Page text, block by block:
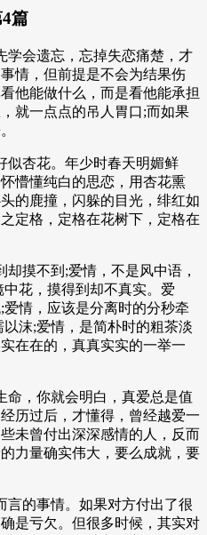
篇
学会遗忘，忘掉失恋痛楚，才
情，但前提是不会为结果伤
他能做什么，而是看他能承担
就一点点的吊人胃口;而如果
似杏花。年少时春天明媚鲜
懵懂纯白的思恋，用杏花熏
的鹿撞，闪躲的目光，绯红如
定格，定格在花树下，定格在
摸不到;爱情，不是风中语，
花，摸得到却不真实。爱
情，应该是分离时的分秒牵
沫;爱情，是简朴时的粗茶淡
在在的，真真实实的一举一
命，你就会明白，真爱总是值
历过后，才懂得，曾经越爱一
未曾付出深深感情的人，反而
力量确实伟大，要么成就，要
言的事情。如果对方付出了很
是亏欠。但很多时候，其实对